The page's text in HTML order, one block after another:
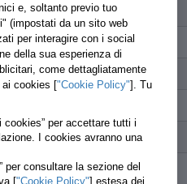
partito
partito
partito
NON partito
partito
e, soltanto previo tuo
(impostati da un sito web
per interagire con i social
della sua esperienza di
come dettagliatamente
ai cookies ["Cookie Policy"]. Tu
per accettare tutti i
I cookies avranno una
per consultare la sezione del
["Cookie Policy"] estesa dei